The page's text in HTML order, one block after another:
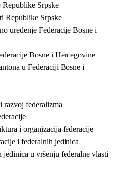
Republike Srpske
Republike Srpske
uređenje Federacije Bosne i
Bosne i Hercegovine
u Federaciji Bosne i
razvoj federalizma
i organizacija federacije
i federalnih jedinica
jedinica u vršenju federalne vlasti